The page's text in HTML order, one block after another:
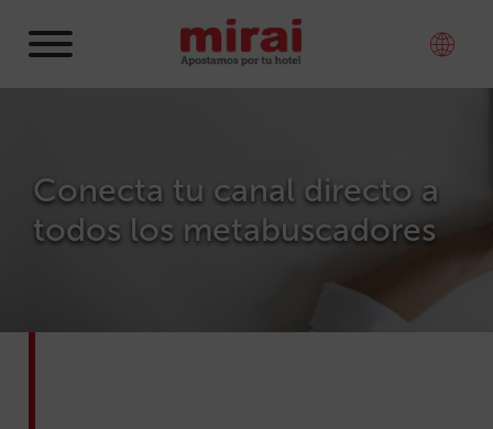
Conecta tu canal directo a
todos los metabuscadores